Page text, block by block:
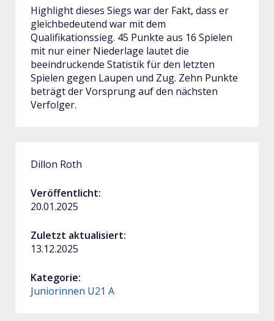
Highlight dieses Siegs war der Fakt, dass er
gleichbedeutend war mit dem
Qualifikationssieg. 45 Punkte aus 16 Spielen
mit nur einer Niederlage lautet die
beeindruckende Statistik für den letzten
Spielen gegen Laupen und Zug. Zehn Punkte
beträgt der Vorsprung auf den nächsten
Verfolger.
Dillon Roth
Veröffentlicht:
20.01.2025
Zuletzt aktualisiert:
13.12.2025
Kategorie:
Juniorinnen U21 A